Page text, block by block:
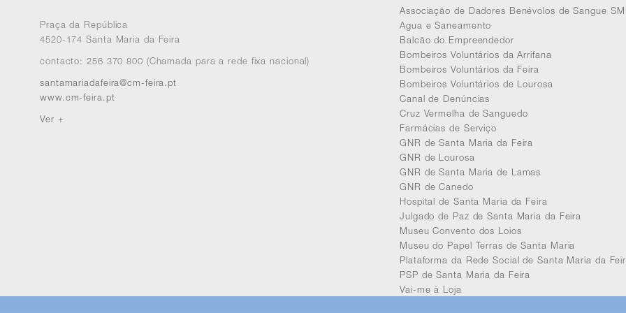
Praça da República
4520-174 Santa Maria da Feira
contacto: 256 370 800 (Chamada para a rede fixa nacional)
santamariadafeira@cm-feira.pt
www.cm-feira.pt
Ver +
Associação de Dadores Benévolos de Sangue
Agua e Saneamento
Balcão do Empreendedor
Bombeiros Voluntários da Arrifana
Bombeiros Voluntários da Feira
Bombeiros Voluntários de Lourosa
Canal de Denúncias
Cruz Vermelha de Sanguedo
Farmácias de Serviço
GNR de Santa Maria da Feira
GNR de Lourosa
GNR de Santa Maria de Lamas
GNR de Canedo
Hospital de Santa Maria da Feira
Julgado de Paz de Santa Maria da Feira
Museu Convento dos Loios
Museu do Papel Terras de Santa Maria
Plataforma da Rede Social de Santa Maria da
PSP de Santa Maria da Feira
Vai-me à Loja